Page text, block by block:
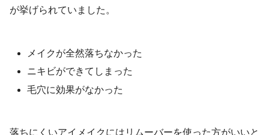
が挙げられていました。
メイクが全然落ちなかった
ニキビができてしまった
毛穴に効果がなかった
落ちにくいアイメイクにはリムーバーを使った方がいいと